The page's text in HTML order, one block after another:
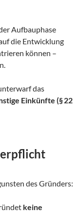
Aufbauphase
die Entwicklung
können –
das
Einkünfte (§ 22
des Gründers:
keine